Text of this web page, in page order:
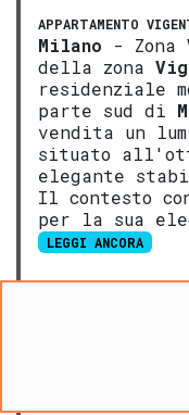
APPARTAMENTO
Milano - Zona
della zona
residenziale
parte sud di
vendita un
situato
elegante
Il contesto
per la sua
LEGGI ANCORA
Aggiungi ai